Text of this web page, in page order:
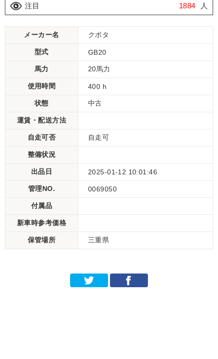
注目 1884 人
メーカー名 クボタ
型式 GB20
馬力 20馬力
使用時間 400 h
状態 中古
運賃・配送方法
自走可否 自走可
整備状況
出品日 2025-01-12 10:01:46
管理NO. 0069050
付属品
新車時参考価格
保管場所 三重県